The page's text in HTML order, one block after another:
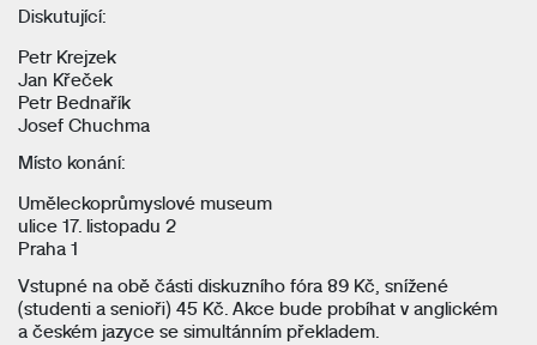
Diskutující:
Petr Krejzek
Jan Křeček
Petr Bednařík
Josef Chuchma
Místo konání:
Uměleckoprůmyslové museum
ulice 17. listopadu 2
Praha 1
Vstupné na obě části diskuzního fóra 89 Kč, snížené
(studenti a senioři) 45 Kč. Akce bude probíhat v anglickém
a českém jazyce se simultánním překladem.